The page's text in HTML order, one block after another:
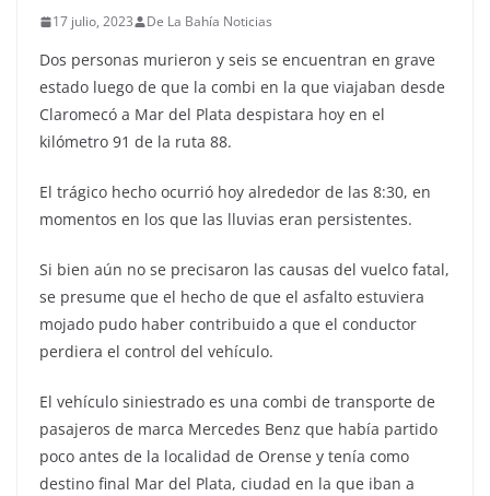
17 julio, 2023 De La Bahía Noticias
Dos personas murieron y seis se encuentran en grave
estado luego de que la combi en la que viajaban desde
Claromecó a Mar del Plata despistara hoy en el
kilómetro 91 de la ruta 88.
El trágico hecho ocurrió hoy alrededor de las 8:30, en
momentos en los que las lluvias eran persistentes.
Si bien aún no se precisaron las causas del vuelco fatal,
se presume que el hecho de que el asfalto estuviera
mojado pudo haber contribuido a que el conductor
perdiera el control del vehículo.
El vehículo siniestrado es una combi de transporte de
pasajeros de marca Mercedes Benz que había partido
poco antes de la localidad de Orense y tenía como
destino final Mar del Plata, ciudad en la que iban a